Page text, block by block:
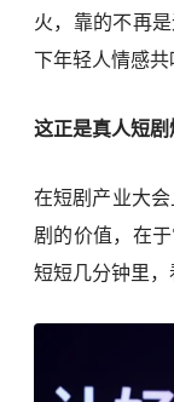
火，靠的不再
下年轻人情感共
这正是真人短
在短剧产业大
剧的价值，在
短短几分钟里，